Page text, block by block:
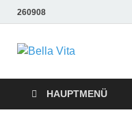
260908
Tipps
HAUPTMENÜ